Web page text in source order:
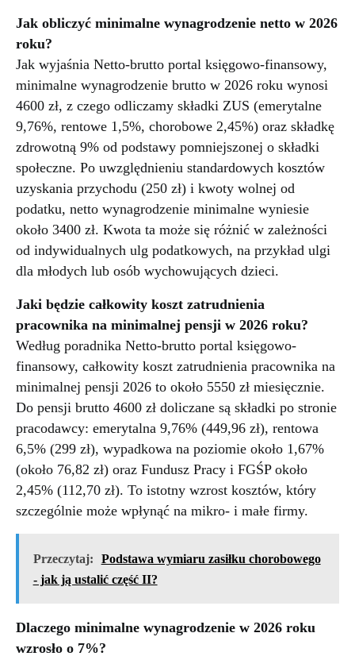
Jak obliczyć minimalne wynagrodzenie netto w 2026
roku?
Jak wyjaśnia Netto-brutto portal księgowo-finansowy,
minimalne wynagrodzenie brutto w 2026 roku wynosi
4600 zł, z czego odliczamy składki ZUS (emerytalne
9,76%, rentowe 1,5%, chorobowe 2,45%) oraz składkę
zdrowotną 9% od podstawy pomniejszonej o składki
społeczne. Po uwzględnieniu standardowych kosztów
uzyskania przychodu (250 zł) i kwoty wolnej od
podatku, netto wynagrodzenie minimalne wyniesie
około 3400 zł. Kwota ta może się różnić w zależności
od indywidualnych ulg podatkowych, na przykład ulgi
dla młodych lub osób wychowujących dzieci.
Jaki będzie całkowity koszt zatrudnienia
pracownika na minimalnej pensji w 2026 roku?
Według poradnika Netto-brutto portal księgowo-
finansowy, całkowity koszt zatrudnienia pracownika na
minimalnej pensji 2026 to około 5550 zł miesięcznie.
Do pensji brutto 4600 zł doliczane są składki po stronie
pracodawcy: emerytalna 9,76% (449,96 zł), rentowa
6,5% (299 zł), wypadkowa na poziomie około 1,67%
(około 76,82 zł) oraz Fundusz Pracy i FGŚP około
2,45% (112,70 zł). To istotny wzrost kosztów, który
szczególnie może wpłynąć na mikro- i małe firmy.
Przeczytaj:
Podstawa wymiaru zasiłku chorobowego
- jak ją ustalić część II?
Dlaczego minimalne wynagrodzenie w 2026 roku
wzrosło o 7%?